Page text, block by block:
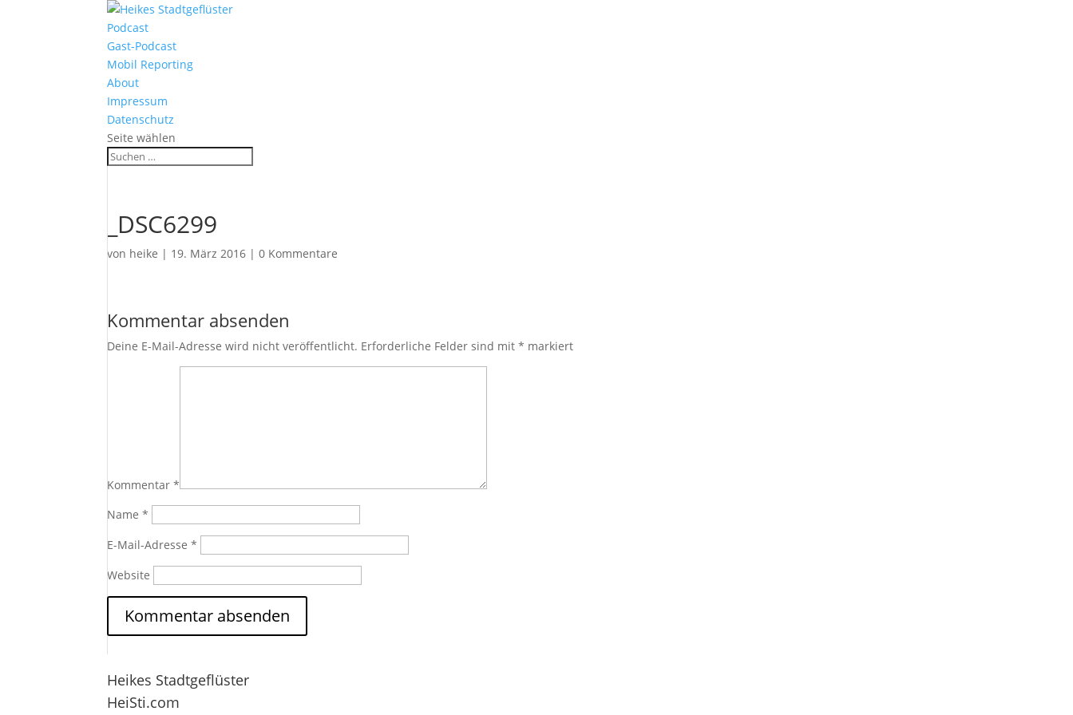
Podcast
Gast-Podcast
Mobil Reporting
About
Impressum
Datenschutz
Seite wählen
_DSC6299
von heike | 19. März 2016 |0 Kommentare
Kommentar absenden
Deine E-Mail-Adresse wird nicht veröffentlicht. Erforderliche Felder sind mit* markiert
Kommentar*
Name*
E-Mail-Adresse*
Website
Heikes Stadtgeflüster
HeiSti.com